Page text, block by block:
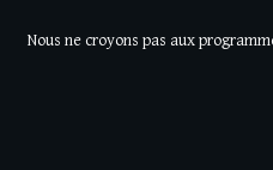
Nous ne croyons pas aux